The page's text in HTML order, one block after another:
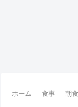
ホーム 食事 朝食